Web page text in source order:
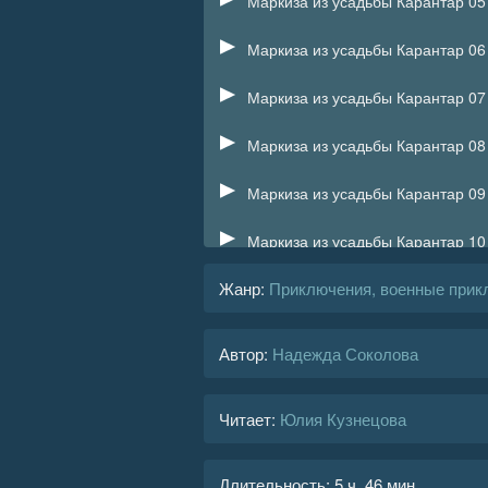
Маркиза из усадьбы Карантар 06
Маркиза из усадьбы Карантар 07
Маркиза из усадьбы Карантар 08
Маркиза из усадьбы Карантар 09
Маркиза из усадьбы Карантар 10
Маркиза из усадьбы Карантар 11
Маркиза из усадьбы Карантар 14
Маркиза из усадьбы Карантар 15
Жанр: Приключения, военные
Автор: Надежда Соколова
Читает: Юлия Кузнецова